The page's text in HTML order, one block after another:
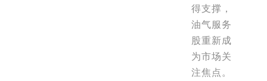
得支撑，
油气服务
股重新成
为市场关
注焦点。